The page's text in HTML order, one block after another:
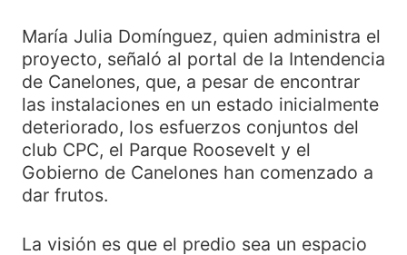
María Julia Domínguez, quien administra el
proyecto, señaló al portal de la Intendencia
de Canelones, que, a pesar de encontrar
las instalaciones en un estado inicialmente
deteriorado, los esfuerzos conjuntos del
club CPC, el Parque Roosevelt y el
Gobierno de Canelones han comenzado a
dar frutos.
La visión es que el predio sea un espacio